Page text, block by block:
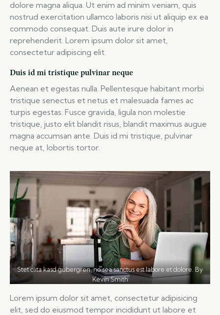
dolore magna aliqua. Ut enim ad minim veniam, quis
nostrud exercitation ullamco laboris nisi ut aliquip ex ea
commodo consequat. Duis aute irure dolor in
reprehenderit. Lorem ipsum dolor sit amet,
consectetur adipiscing elit.
Duis id mi tristique pulvinar neque
Aenean et egestas nulla. Pellentesque habitant morbi
tristique senectus et netus et malesuada fames ac
turpis egestas. Fusce gravida, ligula non molestie
tristique, justo elit blandit risus, blandit maximus augue
magna accumsan ante. Duis id mi tristique, pulvinar
neque at, lobortis tortor.
Stet clita kasd gubergren, no sea sanctus est labore et dolore. By
Kevin Smith
Lorem ipsum dolor sit amet, consectetur adipisicing
elit, sed do eiusmod tempor incididunt ut labore et